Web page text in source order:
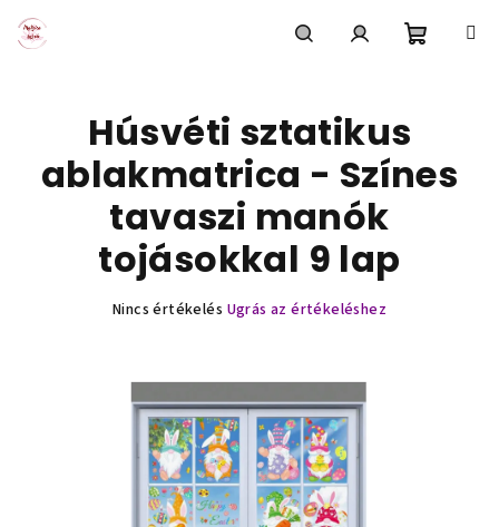
Húsvéti sztatikus
ablakmatrica - Színes
tavaszi manók
tojásokkal 9 lap
A
csillag.
Nincs értékelés Ugrás az értékeléshez